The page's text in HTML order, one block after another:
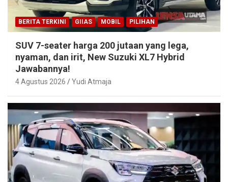
BERITA TERKINI GIIAS MOBIL PILIHAN
SUV 7-seater harga 200 jutaan yang lega,
nyaman, dan irit, New Suzuki XL7 Hybrid
Jawabannya!
4 Agustus 2026 Yudi Atmaja